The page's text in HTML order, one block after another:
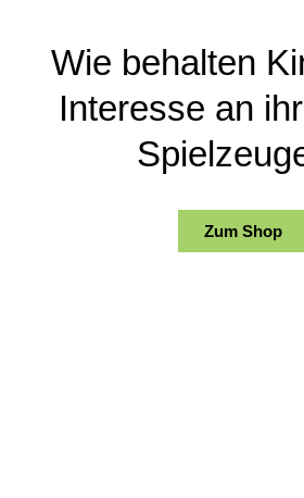
Wie behalten
Interesse an
Zum Shop